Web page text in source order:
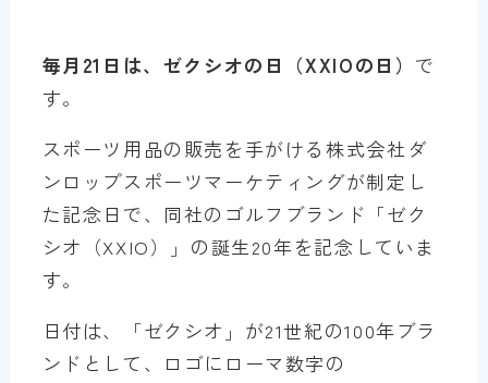
毎月21日は、ゼクシオの日（XXIOの日） で
す。
スポーツ用品の販売を手がける株式会社ダ
ンロップスポーツマーケティングが制定し
た記念日で、同社のゴルフブランド「ゼク
シオ（XXIO）」の誕生20年を記念していま
す。
日付は、「ゼクシオ」が21世紀の100年ブラ
ンドとして、ロゴにローマ数字の